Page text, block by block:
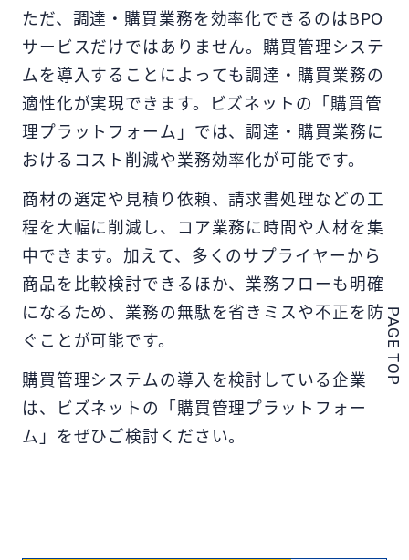
ただ、調達・購買業務を効率化できるのはBPO
サービスだけではありません。購買管理システ
ムを導入することによっても調達・購買業務の
適性化が実現できます。ビズネットの「購買管
理プラットフォーム」では、調達・購買業務に
おけるコスト削減や業務効率化が可能です。
商材の選定や見積り依頼、請求書処理などの工
程を大幅に削減し、コア業務に時間や人材を集
中できます。加えて、多くのサプライヤーから
商品を比較検討できるほか、業務フローも明確
になるため、業務の無駄を省きミスや不正を防
ぐことが可能です。
購買管理システムの導入を検討している企業
は、ビズネットの「購買管理プラットフォー
ム」をぜひご検討ください。
PAGE TOP